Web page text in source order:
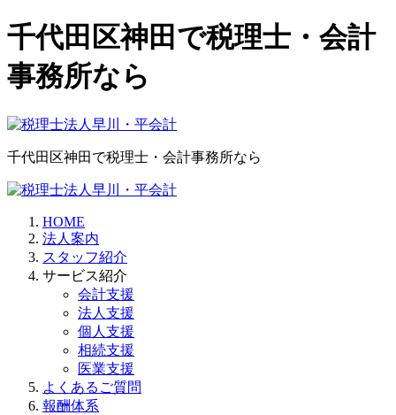
千代田区神田で税理士・会計
事務所なら
千代田区神田で税理士・会計事務所なら
HOME
法人案内
スタッフ紹介
サービス紹介
会計支援
法人支援
個人支援
相続支援
医業支援
よくあるご質問
報酬体系